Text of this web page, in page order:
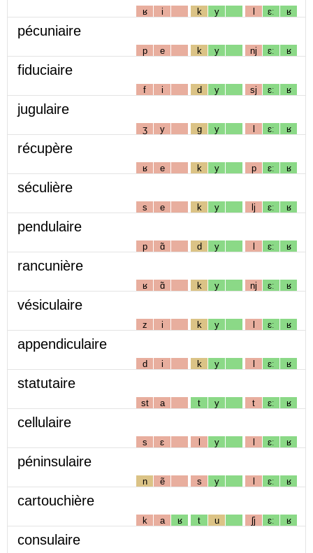
ʁ i k y l ɛː ʁ
pécuniaire
p e k y nj ɛː ʁ
fiduciaire
f i d y sj ɛː ʁ
jugulaire
ʒ y g y l ɛː ʁ
récupère
ʁ e k y p ɛː ʁ
séculière
s e k y lj ɛː ʁ
pendulaire
p ɑ̃ d y l ɛː ʁ
rancunière
ʁ ɑ̃ k y nj ɛː ʁ
vésiculaire
z i k y l ɛː ʁ
appendiculaire
d i k y l ɛː ʁ
statutaire
st a t y t ɛː ʁ
cellulaire
s ɛ l y l ɛː ʁ
péninsulaire
n ẽ s y l ɛː ʁ
cartouchière
k a ʁ t u ʃj ɛː ʁ
consulaire